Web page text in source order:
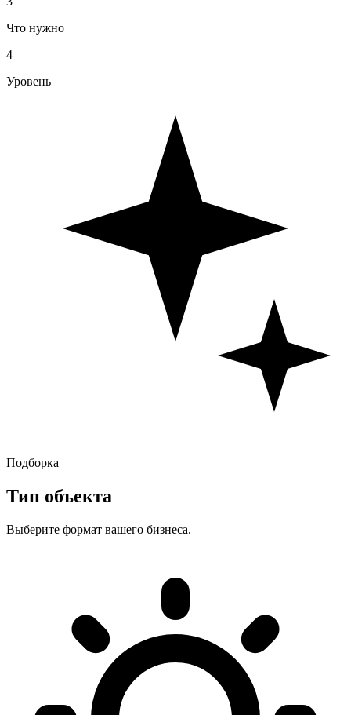
Что нужно
4
Уровень
Подборка
Тип объекта
Выберите формат вашего бизнеса.